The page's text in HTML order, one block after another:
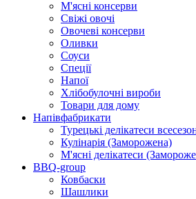
М'ясні консерви
Свіжі овочі
Овочеві консерви
Оливки
Соуси
Спеції
Напої
Хлібобулочні вироби
Товари для дому
Напівфабрикати
Турецькі делікатеси
Кулінарія (Заморожена)
М'ясні делікатеси
BBQ-group
Ковбаски
Шашлики